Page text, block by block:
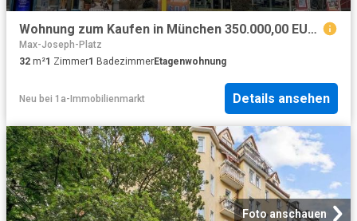
Wohnung zum Kaufen in München 350.000,00 EUR 32 m²
Max-Joseph-Platz
32 m²1 Zimmer1 BadezimmerEtagenwohnung
Neu bei 1a-Immobilienmarkt Details ansehen
Foto anschauen